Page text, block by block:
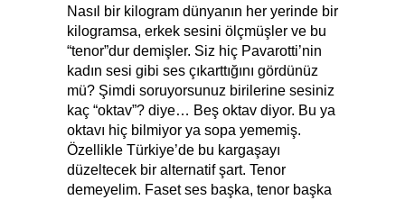
Nasıl bir kilogram dünyanın her yerinde bir
kilogramsa, erkek sesini ölçmüşler ve bu
“tenor”dur demişler. Siz hiç Pavarotti’nin
kadın sesi gibi ses çıkarttığını gördünüz
mü? Şimdi soruyorsunuz birilerine sesiniz
kaç “oktav”? diye… Beş oktav diyor. Bu ya
oktavı hiç bilmiyor ya sopa yememiş.
Özellikle Türkiye’de bu kargaşayı
düzeltecek bir alternatif şart. Tenor
demeyelim. Faset ses başka, tenor başka